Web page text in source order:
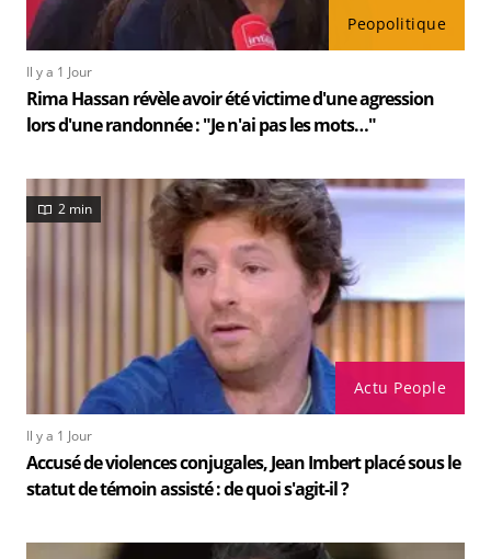
Peopolitique
Il y a 1 Jour
Rima Hassan révèle avoir été victime d'une agression
lors d'une randonnée : "Je n'ai pas les mots…"
Actu People
2 min
Il y a 1 Jour
Accusé de violences conjugales, Jean Imbert placé sous le
statut de témoin assisté : de quoi s'agit-il ?